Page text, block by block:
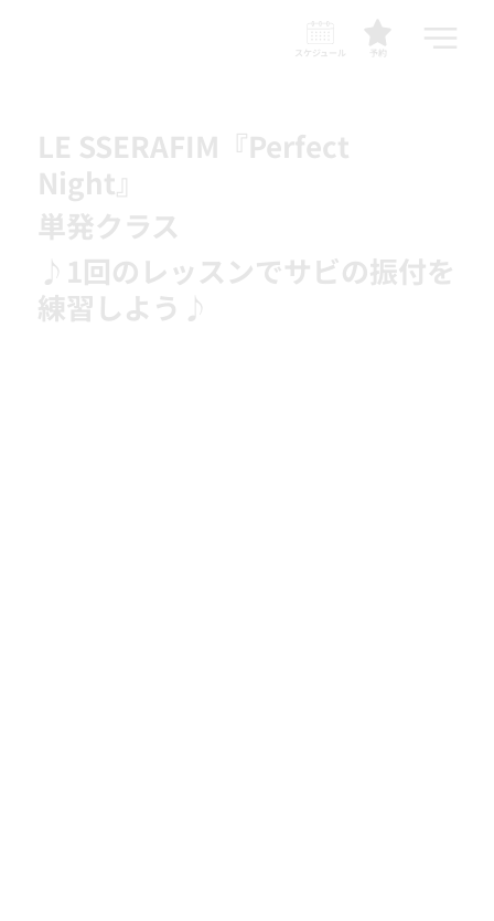
予約
スケジュール
LE SSERAFIM『Perfect
Night』
単発クラス
♪1回のレッスンでサビの振付を
練習しよう♪